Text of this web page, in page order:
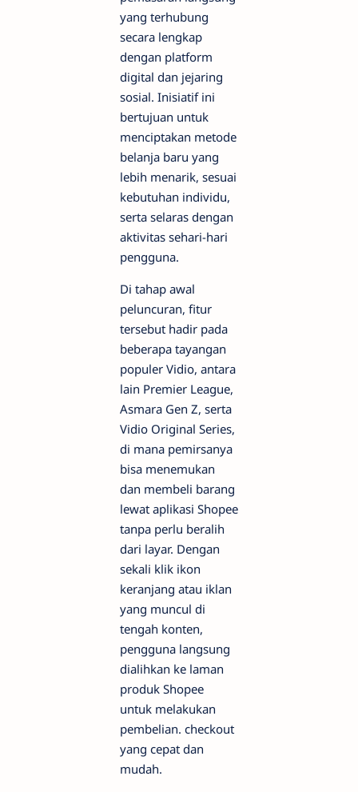
yang terhubung
secara lengkap
dengan platform
digital dan jejaring
sosial. Inisiatif ini
bertujuan untuk
menciptakan metode
belanja baru yang
lebih menarik, sesuai
kebutuhan individu,
serta selaras dengan
aktivitas sehari-hari
pengguna.
Di tahap awal
peluncuran, fitur
tersebut hadir pada
beberapa tayangan
populer Vidio, antara
lain Premier League,
Asmara Gen Z, serta
Vidio Original Series,
di mana pemirsanya
bisa menemukan
dan membeli barang
lewat aplikasi Shopee
tanpa perlu beralih
dari layar. Dengan
sekali klik ikon
keranjang atau iklan
yang muncul di
tengah konten,
pengguna langsung
dialihkan ke laman
produk Shopee
untuk melakukan
pembelian. checkout
yang cepat dan
mudah.